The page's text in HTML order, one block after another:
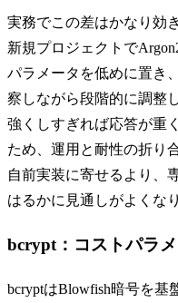
実務でこの差はかなり効
新規プロジェクトで
パラメータを低めに置き
察しながら段階的に調整
強くしすぎれば応答が重
ため、運用と耐性の折り
自前実装に寄せるより、
はるかに見通しがよくな
bcrypt：コストパラ
bcryptはBlowfish暗号を基